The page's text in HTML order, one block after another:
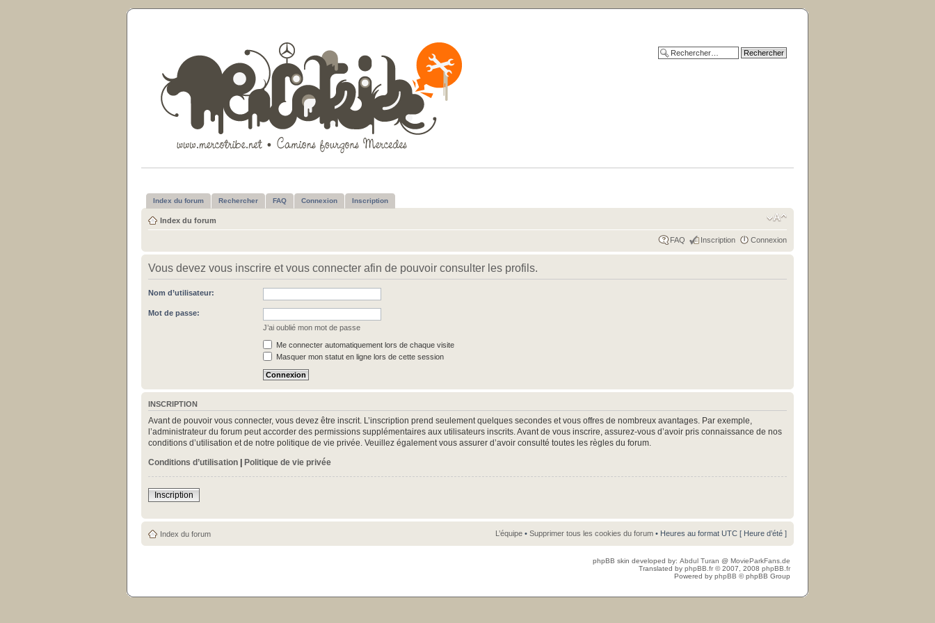
Index du forum Rechercher FAQ Connexion Inscription
Index du forum
FAQ Inscription Connexion
Vous devez vous inscrire et vous connecter afin de pouvoir consulter les profils.
Nom d’utilisateur:
Mot de passe:
J’ai oublié mon mot de passe
Me connecter automatiquement lors de chaque visite
Masquer mon statut en ligne lors de cette session
INSCRIPTION
Avant de pouvoir vous connecter, vous devez être inscrit. L’inscription prend seulement quelques secondes et vous offres de nombreux avantages. Par exemple,
l’administrateur du forum peut accorder des permissions supplémentaires aux utilisateurs inscrits. Avant de vous inscrire, assurez-vous d’avoir pris connaissance de nos
conditions d’utilisation et de notre politique de vie privée. Veuillez également vous assurer d’avoir consulté toutes les règles du forum.
Conditions d’utilisation | Politique de vie privée
Inscription
Index du forum L’équipe • Supprimer tous les cookies du forum • Heures au format UTC [ Heure d’été ]
phpBB skin developed by: Abdul Turan @ MovieParkFans.de
Translated by phpBB.fr © 2007, 2008 phpBB.fr
Powered by phpBB © phpBB Group